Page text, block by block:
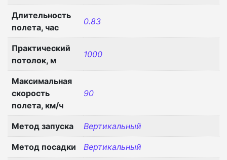
Длительность
полета, час
0.83
Практический
потолок, м
1000
Максимальная
скорость
полета, км/ч
90
Метод запуска Вертикальный
Метод посадки Вертикальный